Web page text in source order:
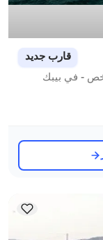
قارب جديد